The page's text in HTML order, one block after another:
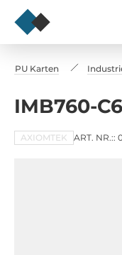
CPU Karten
IMB760-
AXIOMTEK ART. NR.::